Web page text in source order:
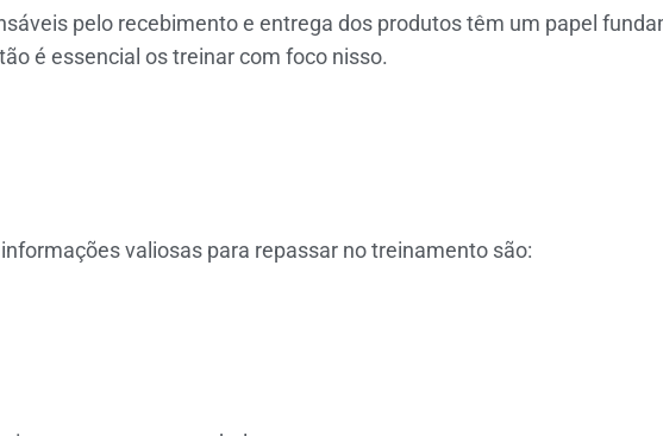
pelo recebimento e entrega dos produtos têm um papel
é essencial os treinar com foco nisso.
valiosas para repassar no treinamento são: